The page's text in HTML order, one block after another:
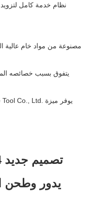
يدور وطحن